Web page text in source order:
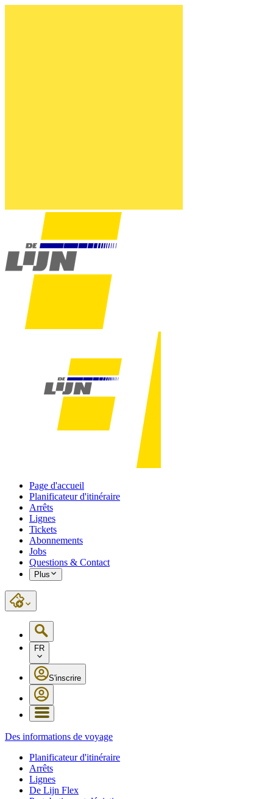
Page d'accueil
Planificateur d'itinéraire
Arrêts
Lignes
Tickets
Abonnements
Jobs
Questions & Contact
Plus
FR
S'inscrire
Des informations de voyage
Planificateur d'itinéraire
Arrêts
Lignes
De Lijn Flex